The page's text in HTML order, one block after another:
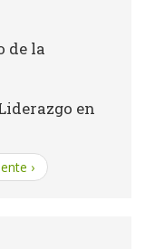
de la
en
›